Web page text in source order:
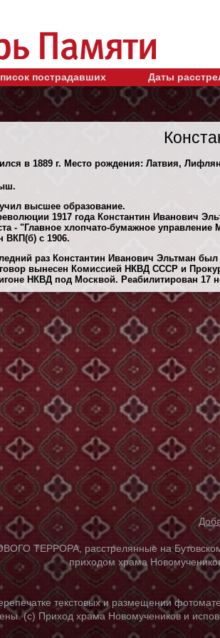
пострадавших Даты
в 1889 г. Место рождения: Латвия,
высшее образование.
1917 года Константин Иванович
- "Главное хлопчато-бумажное
ВКП(б) с 1906.
раз Константин Иванович Эльтман был
вынесен Комиссией НКВД СССР и
НКВД под Москвой. Реабилитирован 17
ТЕРРОРА, расстрелянные на Бутовском
приходом храма
текстовых и размещении
(с) Приход храма Новомучеников и